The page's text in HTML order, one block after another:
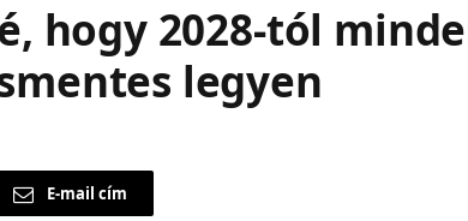
hogy 2028-tól
legyen
E-mail cím